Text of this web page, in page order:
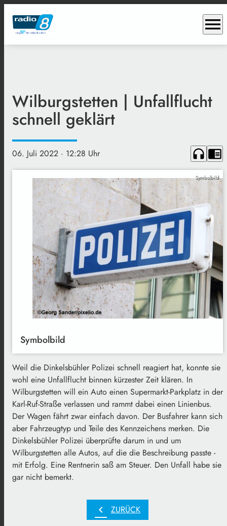
menu
Wilburgstetten | Unfallflucht
schnell geklärt
06. Juli 2022 · 12:28 Uhr headphones chrome_reader_mode
Symbolbild
Symbolbild
Weil die Dinkelsbühler Polizei schnell reagiert hat, konnte sie
wohl eine Unfallflucht binnen kürzester Zeit klären. In
Wilburgstetten will ein Auto einen Supermarkt-Parkplatz in der
Karl-Ruf-Straße verlassen und rammt dabei einen Linienbus.
Der Wagen fährt zwar einfach davon. Der Busfahrer kann sich
aber Fahrzeugtyp und Teile des Kennzeichens merken. Die
Dinkelsbühler Polizei überprüfte darum in und um
Wilburgstetten alle Autos, auf die die Beschreibung passte -
mit Erfolg. Eine Rentnerin saß am Steuer. Den Unfall habe sie
gar nicht bemerkt.
chevron_left ZURÜCK